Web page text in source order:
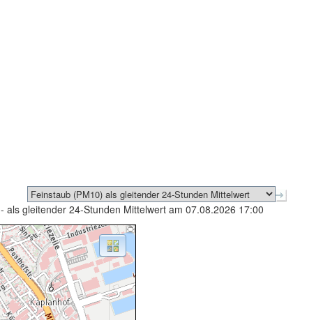
- als gleitender 24-Stunden Mittelwert am 07.08.2026 17:00